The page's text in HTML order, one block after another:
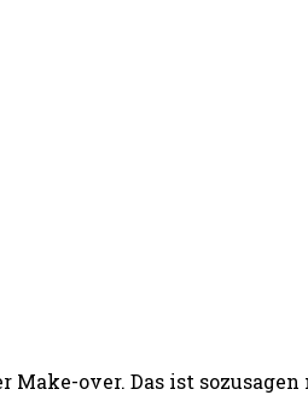
over. Das ist